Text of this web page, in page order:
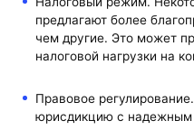
предлагают более
чем другие. Это может
налоговой нагрузки на
Правовое
юрисдикцию с